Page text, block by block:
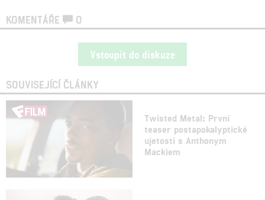
KOMENTÁŘE 0
Vstoupit do diskuze
SOUVISEJÍCÍ ČLÁNKY
Twisted Metal: První
teaser postapokalyptické
ujetosti s Anthonym
Mackiem